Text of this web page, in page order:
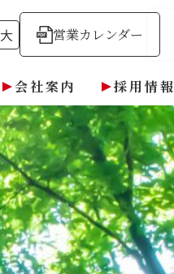
大 営業カレンダー
会社案内 採用情報